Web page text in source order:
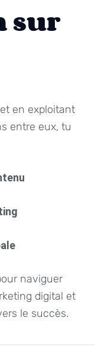
sur
en exploitant
entre eux, tu
naviguer
digital et
le succès.